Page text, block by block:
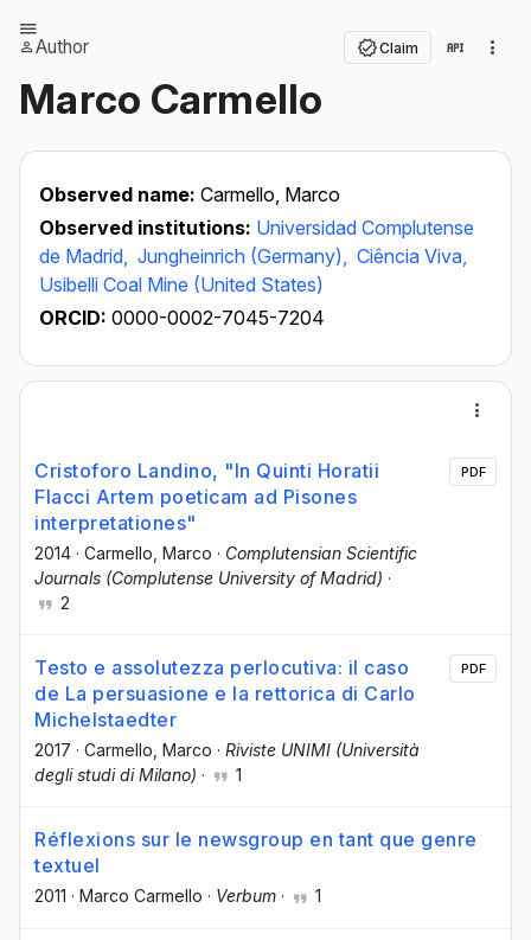
Author Claim
Marco Carmello
Observed name: Carmello, Marco
Observed institutions: Universidad Complutense
de Madrid, Jungheinrich (Germany), Ciência Viva,
Usibelli Coal Mine (United States)
ORCID: 0000-0002-7045-7204
Cristoforo Landino, "In Quinti Horatii
Flacci Artem poeticam ad Pisones
interpretationes"
2014 · Carmello, Marco · Complutensian Scientific
Journals (Complutense University of Madrid) ·
2
PDF
Testo e assolutezza perlocutiva: il caso
de La persuasione e la rettorica di Carlo
Michelstaedter
2017 · Carmello, Marco · Riviste UNIMI (Università
degli studi di Milano) · 1
PDF
Réflexions sur le newsgroup en tant que genre
textuel
2011 · Marco Carmello · Verbum · 1